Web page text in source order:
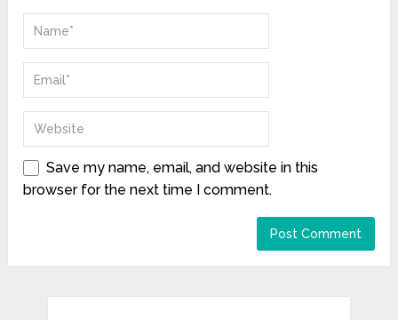
Save my name, email, and website in this
browser for the next time I comment.